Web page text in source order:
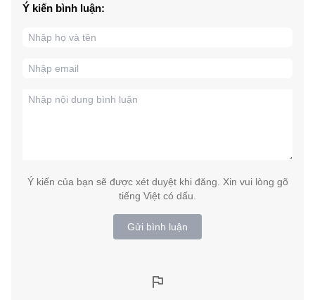
Ý kiến bình luận:
Ý kiến của bạn sẽ được xét duyệt khi đăng. Xin vui lòng gõ
tiếng Việt có dấu.
Gửi bình luận